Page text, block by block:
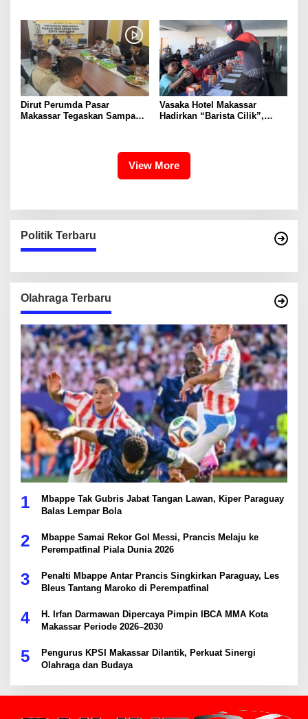
Dirut Perumda Pasar
Makassar Tegaskan Sampah
Vasaka Hotel Makassar
Hadirkan “Barista Cilik”,
View More
Politik Terbaru
Olahraga Terbaru
1
Mbappe Tak Gubris Jabat Tangan Lawan, Kiper Paraguay
Balas Lempar Bola
2
Mbappe Samai Rekor Gol Messi, Prancis Melaju ke
Perempatfinal Piala Dunia 2026
3
Penalti Mbappe Antar Prancis Singkirkan Paraguay, Les
Bleus Tantang Maroko di Perempatfinal
4
H. Irfan Darmawan Dipercaya Pimpin IBCA MMA Kota
Makassar Periode 2026–2030
5
Pengurus KPSI Makassar Dilantik, Perkuat Sinergi
Olahraga dan Budaya